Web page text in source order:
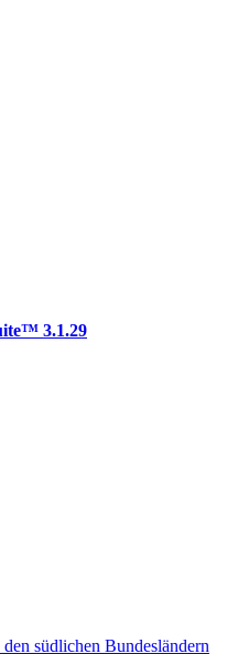
3.1.29
südlichen Bundesländern